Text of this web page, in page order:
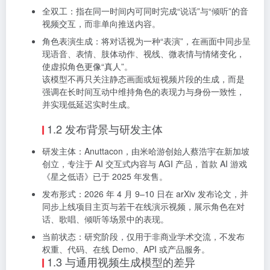
全双工：指在同一时间内可同时完成“说话”与“倾听”的音
视频交互，而非单向推送内容。
角色表演生成：将对话视为一种“表演”，在画面中同步呈
现语音、表情、肢体动作、视线、微表情与情绪变化，
使虚拟角色更像“真人”。
该模型不再只关注静态画面或短视频片段的生成，而是
强调在长时间互动中维持角色的表现力与身份一致性，
并实现低延迟实时生成。
1.2 发布背景与研发主体
研发主体：Anuttacon，由米哈游创始人蔡浩宇在新加坡
创立，专注于 AI 交互式内容与 AGI 产品，首款 AI 游戏
《星之低语》已于 2025 年发售。
发布形式：2026 年 4 月 9–10 日在 arXiv 发布论文，并
同步上线项目主页与若干在线演示视频，展示角色在对
话、歌唱、倾听等场景中的表现。
当前状态：研究阶段，仅用于非商业学术交流，不发布
权重、代码、在线 Demo、API 或产品服务。
1.3 与通用视频生成模型的差异